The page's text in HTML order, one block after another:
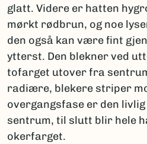
glatt. Videre er hatten
mørkt rødbrun, og noe
den også kan være fint
ytterst. Den blekner ved
tofarget utover fra
radiære, blekere striper
overgangsfase er den
sentrum, til slutt blir hele
okerfarget.